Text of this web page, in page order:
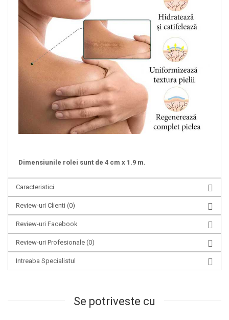
Dimensiunile rolei sunt de 4 cm x 1.9 m.
Caracteristici
Review-uri Clienti (0)
Review-uri Facebook
Review-uri Profesionale (0)
Intreaba Specialistul
Se potriveste cu